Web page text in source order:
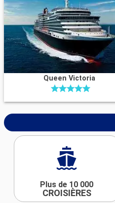
Queen Victoria
Plus de 10 000
CROISIÈRES